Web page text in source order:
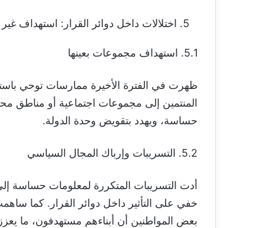
اختلالات داخل دوائر القرار: استهداف
5.1. استهداف مجموعات بعينها
ظهرت في الفترة الأخيرة ممارسات توحي
المنتمين إلى مجموعات اجتماعية أو
حساسة، ويهدد بتقويض وحدة الدولة.
5.2. التسريبات وإرباك المجال السياسي
أدت التسريبات المتكررة لمعلومات
خفي على التأثير داخل دوائر القرار. كما
بعض المواطنين أن أبناءهم مستهدفون، ما